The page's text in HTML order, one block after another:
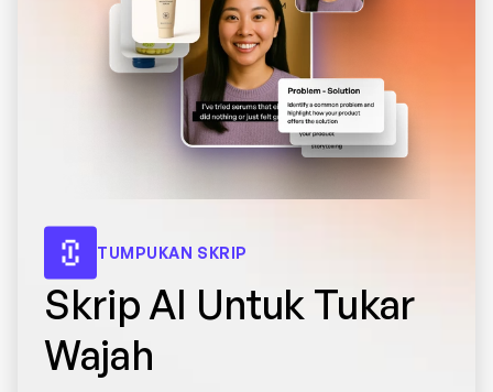
TUMPUKAN SKRIP
Skrip AI Untuk Tukar
Wajah